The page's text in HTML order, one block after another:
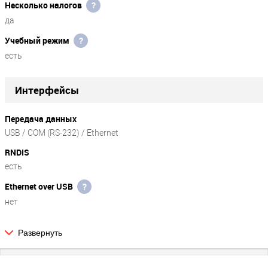
Несколько налогов ?
да
Учебный режим ?
есть
Интерфейсы
Передача данных
USB / COM (RS-232) / Ethernet
RNDIS
есть
Ethernet over USB ?
нет
Сеть
Развернуть